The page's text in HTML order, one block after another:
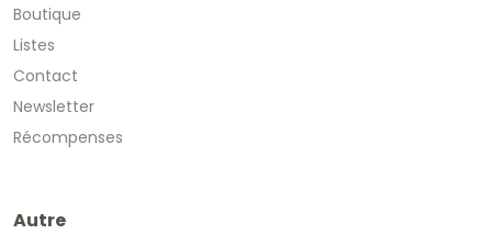
Boutique
Listes
Contact
Newsletter
Récompenses
Autre